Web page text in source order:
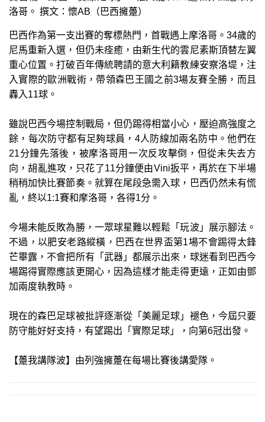
洛哥。 撰文：懷AB（巴西擁躉）
巴西作為第一支出賽的奪標熱門，首戰遇上摩洛哥。34歲的
尼馬重新入選，但仍未痊癒，由新生代的雲尼素斯頂替左翼
重心位置。打破百年傳統聘請的意大利籍教練安察洛堤，注
入實際的歐洲戰術，帶領森巴王國之前3場友賽全勝，而且
轟入11球。
雖說巴西今場控制戰局，但仍踢得相當小心，壓迫高強度之
餘，每次防守都有足夠球員，4人防線加兩名防中。他們在
21分鐘先落後，被摩洛哥用一次反攻擊倒，但從未失去方
向，胡亂進攻，只花了11分鐘便由Vini扳平，再於在下半場
稍稍加快比賽節奏。就算在尾段急需入球，巴西仍然未有慌
亂，終以1:1賽和摩洛哥，各得1分。
今場未能反敗為勝，一眾球星難以輕鬆「玩波」展示腳法。
不過，以肥安老路縱橫，巴西在世界盃第1場不會踢得太鋒
芒畢露，不會把所有「武器」都展示出來，球迷看到巴西今
場踢得實際應該更開心，因為這樣才能走得更遠，正如由鄧
加兩度執教時。
現在的森巴足球被批評逐漸從「美麗足球」褪色，今屆只要
防守能好好支持，有望踢出「實際足球」，向第6冠出發。
【躉我講隊波】由列強擁躉在每場比賽後講愛隊。